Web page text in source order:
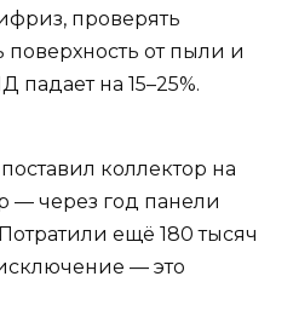
проверять
поверхность от пыли и
падает на 15–25%.
коллектор на
— через год панели
ещё 180 тысяч
— это